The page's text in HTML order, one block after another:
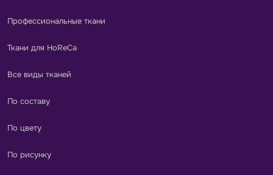
Профессиональные ткани
Ткани для HoReCa
Все виды тканей
По составу
По цвету
По рисунку